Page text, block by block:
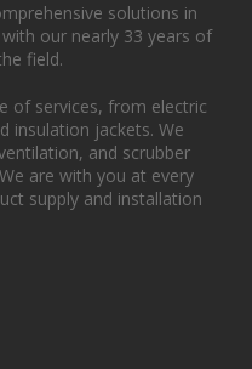
solutions in
our nearly 33 years of
field.
of services, from electric
insulation jackets. We
and scrubber
are with you at every
supply and installation